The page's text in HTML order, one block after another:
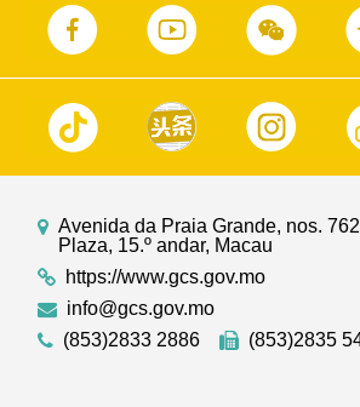
Avenida da Praia Grande, nos.
Plaza, 15.º andar, Macau
https://www.gcs.gov.mo
info@gcs.gov.mo
(853)2833 2886
(853)2835